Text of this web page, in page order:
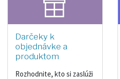
Darčeky k
objednávke a
produktom
Rozhodnite, kto si zaslúži